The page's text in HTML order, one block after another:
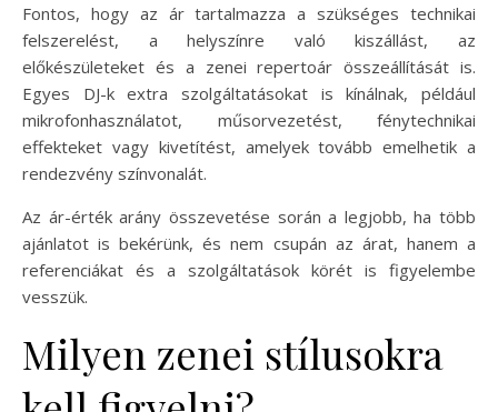
Fontos, hogy az ár tartalmazza a szükséges technikai
felszerelést, a helyszínre való kiszállást, az
előkészületeket és a zenei repertoár összeállítását is.
Egyes DJ-k extra szolgáltatásokat is kínálnak, például
mikrofonhasználatot, műsorvezetést, fénytechnikai
effekteket vagy kivetítést, amelyek tovább emelhetik a
rendezvény színvonalát.
Az ár-érték arány összevetése során a legjobb, ha több
ajánlatot is bekérünk, és nem csupán az árat, hanem a
referenciákat és a szolgáltatások körét is figyelembe
vesszük.
Milyen zenei stílusokra